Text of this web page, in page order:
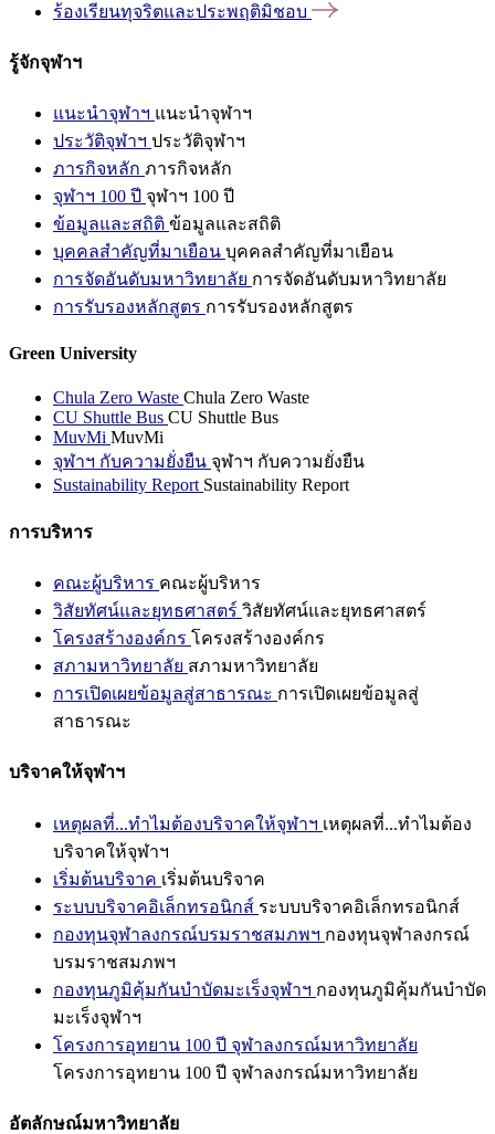
ร้องเรียนทุจริตและประพฤติมิชอบ
รู้จักจุฬาฯ
แนะนำจุฬาฯ แนะนำจุฬาฯ
ประวัติจุฬาฯ ประวัติจุฬาฯ
ภารกิจหลัก ภารกิจหลัก
จุฬาฯ 100 ปี จุฬาฯ 100 ปี
ข้อมูลและสถิติ ข้อมูลและสถิติ
บุคคลสำคัญที่มาเยือน บุคคลสำคัญที่มาเยือน
การจัดอันดับมหาวิทยาลัย การจัดอันดับมหาวิทยาลัย
การรับรองหลักสูตร การรับรองหลักสูตร
Green University
Chula Zero Waste Chula Zero Waste
CU Shuttle Bus CU Shuttle Bus
MuvMi MuvMi
จุฬาฯ กับความยั่งยืน จุฬาฯ กับความยั่งยืน
Sustainability Report Sustainability Report
การบริหาร
คณะผู้บริหาร คณะผู้บริหาร
วิสัยทัศน์และยุทธศาสตร์ วิสัยทัศน์และยุทธศาสตร์
โครงสร้างองค์กร โครงสร้างองค์กร
สภามหาวิทยาลัย สภามหาวิทยาลัย
การเปิดเผยข้อมูลสู่สาธารณะ การเปิดเผยข้อมูลสู่
สาธารณะ
บริจาคให้จุฬาฯ
เหตุผลที่...ทำไมต้องบริจาคให้จุฬาฯ เหตุผลที่...ทำไมต้อง
บริจาคให้จุฬาฯ
เริ่มต้นบริจาค เริ่มต้นบริจาค
ระบบบริจาคอิเล็กทรอนิกส์ ระบบบริจาคอิเล็กทรอนิกส์
กองทุนจุฬาลงกรณ์บรมราชสมภพฯ กองทุนจุฬาลงกรณ์
บรมราชสมภพฯ
กองทุนภูมิคุ้มกันบำบัดมะเร็งจุฬาฯ กองทุนภูมิคุ้มกันบำบัด
มะเร็งจุฬาฯ
โครงการอุทยาน 100 ปี จุฬาลงกรณ์มหาวิทยาลัย
โครงการอุทยาน 100 ปี จุฬาลงกรณ์มหาวิทยาลัย
อัตลักษณ์มหาวิทยาลัย